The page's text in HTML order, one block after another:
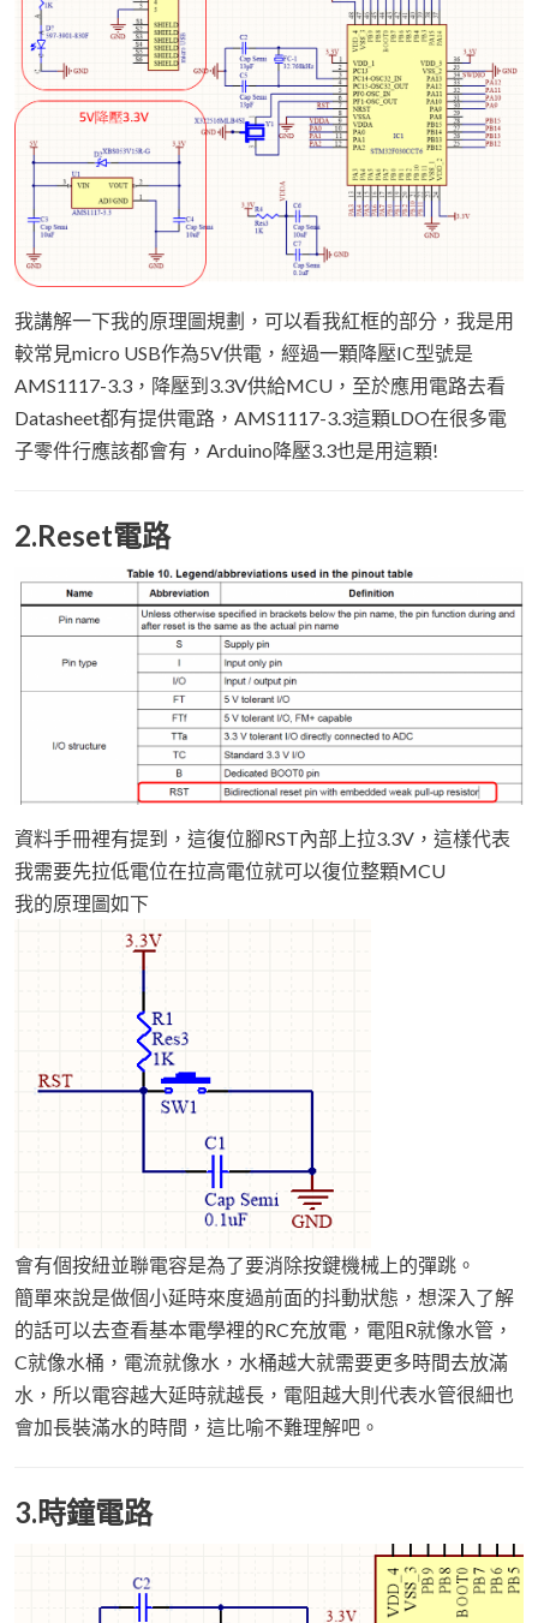
我講解一下我的原理圖規劃，可以看我紅框的部分，我是用
較常見micro USB作為5V供電，經過一顆降壓IC型號是
AMS1117-3.3，降壓到3.3V供給MCU，至於應用電路去看
Datasheet都有提供電路，AMS1117-3.3這顆LDO在很多電
子零件行應該都會有，Arduino降壓3.3也是用這顆!
2.Reset電路
資料手冊裡有提到，這復位腳RST內部上拉3.3V，這樣代表
我需要先拉低電位在拉高電位就可以復位整顆MCU
我的原理圖如下
會有個按紐並聯電容是為了要消除按鍵機械上的彈跳。
簡單來說是做個小延時來度過前面的抖動狀態，想深入了解
的話可以去查看基本電學裡的RC充放電，電阻R就像水管，
C就像水桶，電流就像水，水桶越大就需要更多時間去放滿
水，所以電容越大延時就越長，電阻越大則代表水管很細也
會加長裝滿水的時間，這比喻不難理解吧。
3.時鐘電路